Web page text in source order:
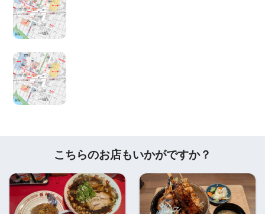
こちらのお店もいかがですか？